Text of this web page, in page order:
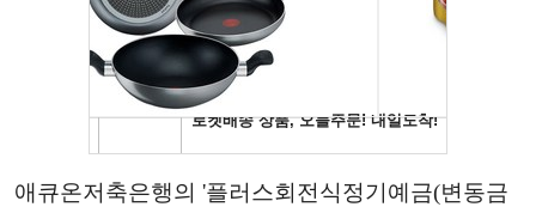
애큐온저축은행의 '플러스회전식정기예금(변동금